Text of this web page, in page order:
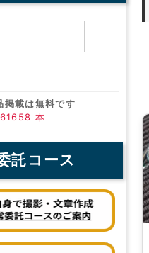
掲載は無料です
本
託コース